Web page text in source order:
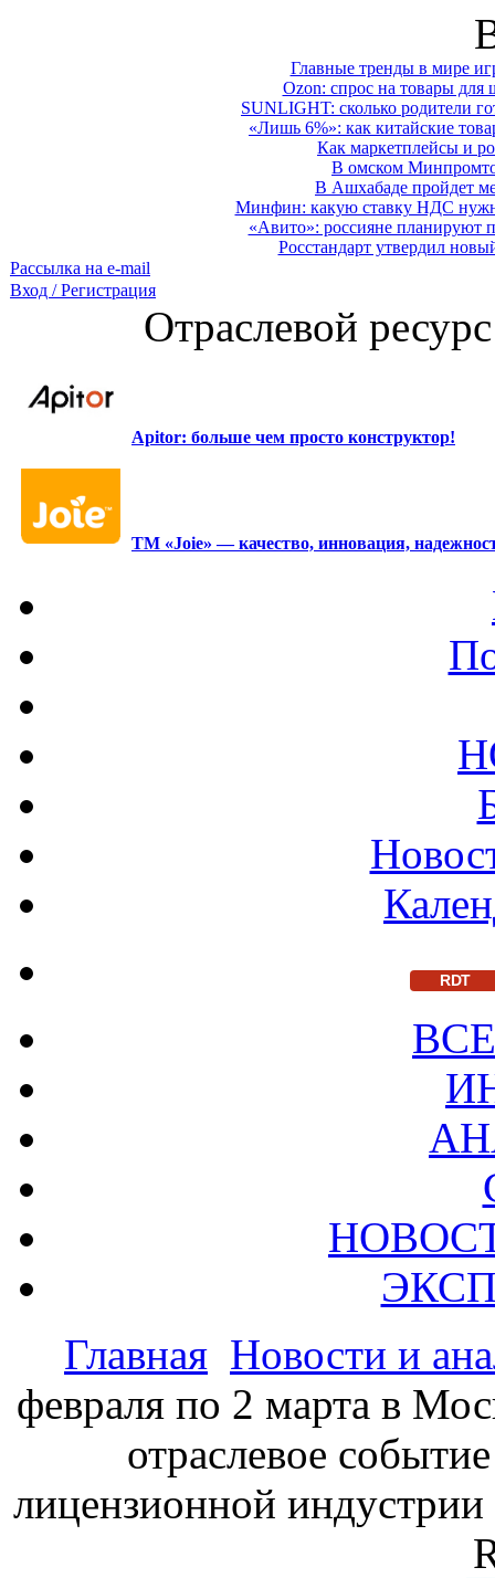
Главные тренды в мире
Ozon: спрос на товары для
SUNLIGHT: сколько родители
«Лишь 6%»: как китайские
Как маркетплейсы и
В омском
В Ашхабаде пройдет
Минфин: какую ставку НДС
«Авито»: россияне планируют
Росстандарт утвердил
Рассылка на e-mail
Вход / Регистрация
Отраслевой
Apitor: больше чем просто конструктор!
ТМ «Joie» — качество, инновация,
RDT
Главная Новости и
февраля по 2 марта в
отраслевое
лицензионной